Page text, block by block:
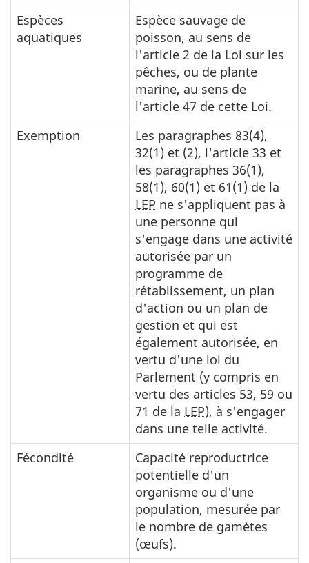
Espèces
aquatiques
Espèce sauvage de
poisson, au sens de
l'article 2 de la Loi sur les
pêches, ou de plante
marine, au sens de
l'article 47 de cette Loi.
Exemption
Les paragraphes 83(4),
32(1) et (2), l'article 33 et
les paragraphes 36(1),
58(1), 60(1) et 61(1) de la
LEP ne s'appliquent pas à
une personne qui
s'engage dans une activité
autorisée par un
programme de
rétablissement, un plan
d'action ou un plan de
gestion et qui est
également autorisée, en
vertu d'une loi du
Parlement (y compris en
vertu des articles 53, 59 ou
71 de la LEP), à s'engager
dans une telle activité.
Fécondité
Capacité reproductrice
potentielle d'un
organisme ou d'une
population, mesurée par
le nombre de gamètes
(œufs).